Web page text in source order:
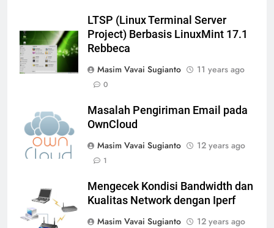
LTSP (Linux Terminal Server
Project) Berbasis LinuxMint 17.1
Rebbeca
Masim Vavai Sugianto
11 years ago
0
Masalah Pengiriman Email pada
OwnCloud
Masim Vavai Sugianto
12 years ago
1
Mengecek Kondisi Bandwidth dan
Kualitas Network dengan Iperf
Masim Vavai Sugianto
12 years ago